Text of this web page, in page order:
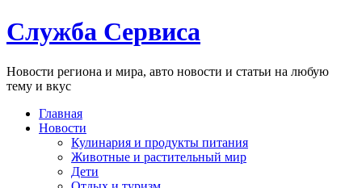
Служба Сервиса
Новости региона и мира, авто новости и статьи на любую
тему и вкус
Главная
Новости
Кулинария и продукты питания
Животные и растительный мир
Дети